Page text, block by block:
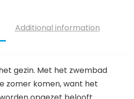
Additional information
gezin. Met het zwembad
zomer komen, want het